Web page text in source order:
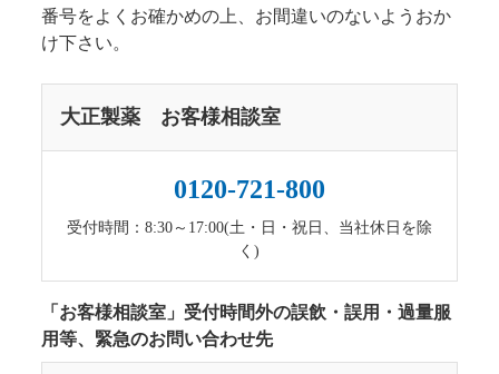
番号をよくお確かめの上、お間違いのないようおか
け下さい。
大正製薬 お客様相談室
0120-721-800
受付時間：8:30～17:00(土・日・祝日、当社休日を除
く)
「お客様相談室」受付時間外の誤飲・誤用・過量服
用等、緊急のお問い合わせ先